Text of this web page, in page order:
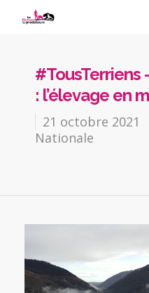
#TousTerriens
: l’élevage en
21 octobre 2021
Nationale